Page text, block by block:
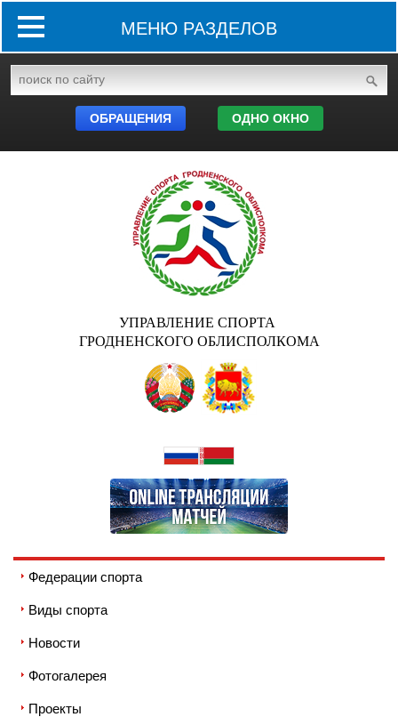
МЕНЮ РАЗДЕЛОВ
ОБРАЩЕНИЯ ОДНО ОКНО
УПРАВЛЕНИЕ СПОРТА
ГРОДНЕНСКОГО ОБЛИСПОЛКОМА
Федерации спорта
Виды спорта
Новости
Фотогалерея
Проекты